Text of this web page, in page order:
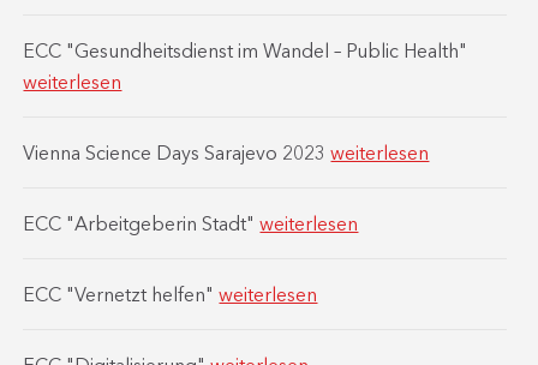
ECC "Gesundheitsdienst im Wandel – Public Health"
weiterlesen
Vienna Science Days Sarajevo 2023weiterlesen
ECC "Arbeitgeberin Stadt"weiterlesen
ECC "Vernetzt helfen"weiterlesen